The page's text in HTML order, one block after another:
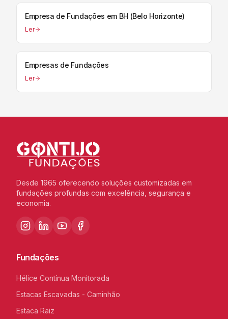
Empresa de Fundações em BH (Belo Horizonte)
Ler
Empresas de Fundações
Ler
Desde 1965 oferecendo soluções customizadas em
fundações profundas com excelência, segurança e
economia.
Fundações
Hélice Contínua Monitorada
Estacas Escavadas - Caminhão
Estaca Raiz